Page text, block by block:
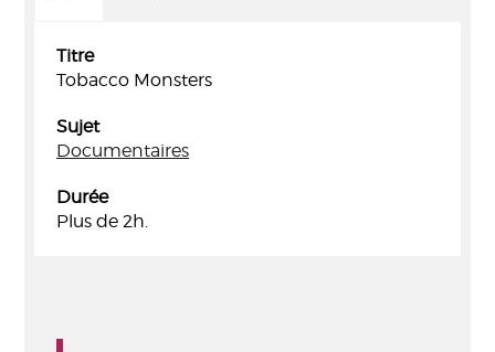
Titre
Tobacco Monsters
Sujet
Documentaires
Durée
Plus de 2h.